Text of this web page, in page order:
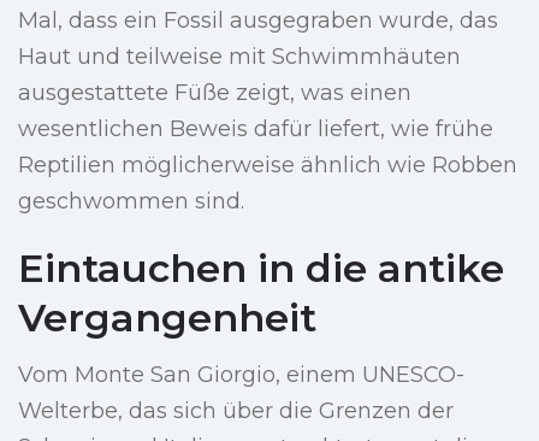
Mal, dass ein Fossil ausgegraben wurde, das
Haut und teilweise mit Schwimmhäuten
ausgestattete Füße zeigt, was einen
wesentlichen Beweis dafür liefert, wie frühe
Reptilien möglicherweise ähnlich wie Robben
geschwommen sind.
Eintauchen in die antike
Vergangenheit
Vom Monte San Giorgio, einem UNESCO-
Welterbe, das sich über die Grenzen der